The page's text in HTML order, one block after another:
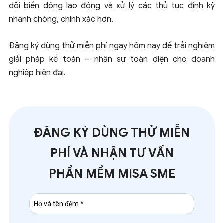
dõi biến động lao động và xử lý các thủ tục định kỳ
nhanh chóng, chính xác hơn.
Đăng ký dùng thử miễn phí ngay hôm nay để trải nghiệm
giải pháp kế toán – nhân sự toàn diện cho doanh
nghiệp hiện đại.
ĐĂNG KÝ DÙNG THỬ MIỄN
PHÍ VÀ NHẬN TƯ VẤN
PHẦN MỀM MISA SME